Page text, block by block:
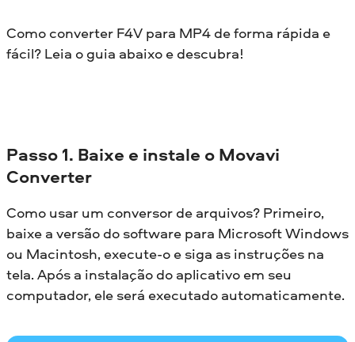
Como converter F4V para MP4 de forma rápida e
fácil? Leia o guia abaixo e descubra!
Passo 1. Baixe e instale o Movavi
Converter
Como usar um conversor de arquivos? Primeiro,
baixe a versão do software para Microsoft Windows
ou Macintosh, execute-o e siga as instruções na
tela. Após a instalação do aplicativo em seu
computador, ele será executado automaticamente.